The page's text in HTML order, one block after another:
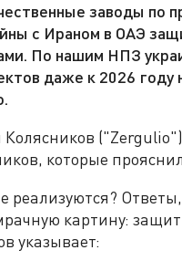
заводы по
с Ираном в ОАЭ
По нашим НПЗ
даже к 2026 году
которые
картину:
указывает: